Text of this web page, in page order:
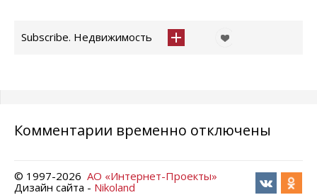
Subscribe. Недвижимость
Комментарии временно отключены
© 1997-2026 АО «Интернет-Проекты»
Дизайн сайта - Nikoland